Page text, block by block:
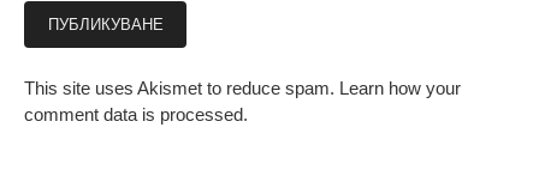
This site uses Akismet to reduce spam. Learn how your
comment data is processed.